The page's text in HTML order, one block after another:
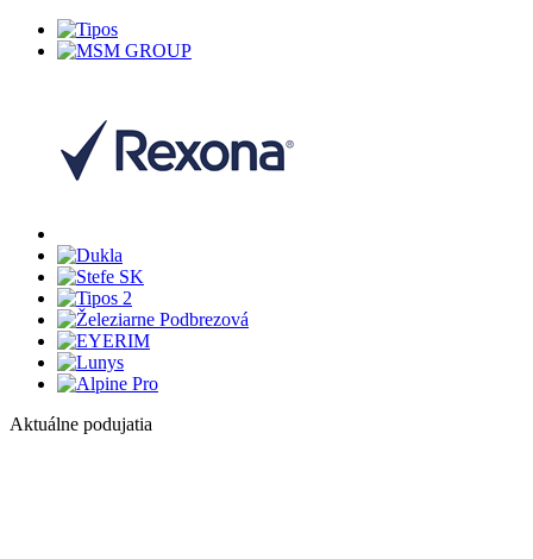
Aktuálne podujatia